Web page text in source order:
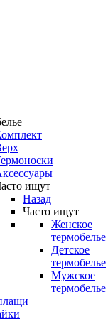
ищут
Назад
Часто ищут
Женское
термобелье
Детское
термобелье
Мужское
термобелье